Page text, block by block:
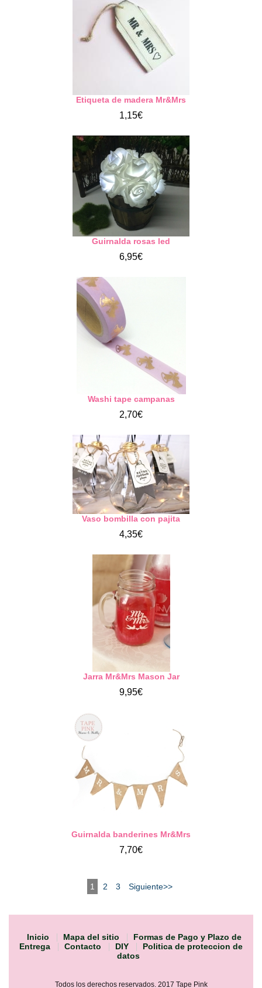
Etiqueta de madera Mr&Mrs
1,15€
Guirnalda rosas led
6,95€
Washi tape campanas
2,70€
Vaso bombilla con pajita
4,35€
Jarra Mr&Mrs Mason Jar
9,95€
Guirnalda banderines Mr&Mrs
7,70€
1 2 3 Siguiente>>
Inicio Mapa del sitio
Formas de Pago y Plazo de
Entrega
Contacto DIY
Politica de proteccion de
datos
Todos los derechos reservados. 2017 Tape Pink